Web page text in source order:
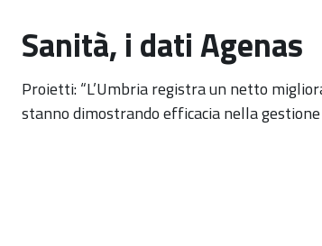
Sanità, i dati Agenas
Proietti: “L’Umbria registra un netto
stanno dimostrando efficacia nella